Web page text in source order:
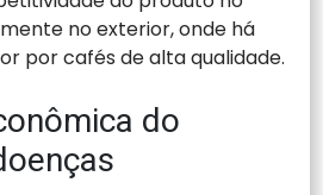
no exterior, onde há
por cafés de alta qualidade.
do